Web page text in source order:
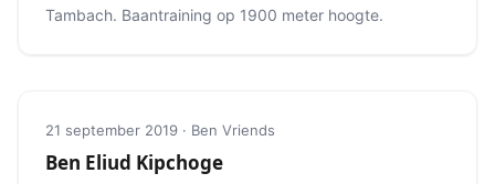
Tambach. Baantraining op 1900 meter hoogte.
21 september 2019 · Ben Vriends
Ben Eliud Kipchoge